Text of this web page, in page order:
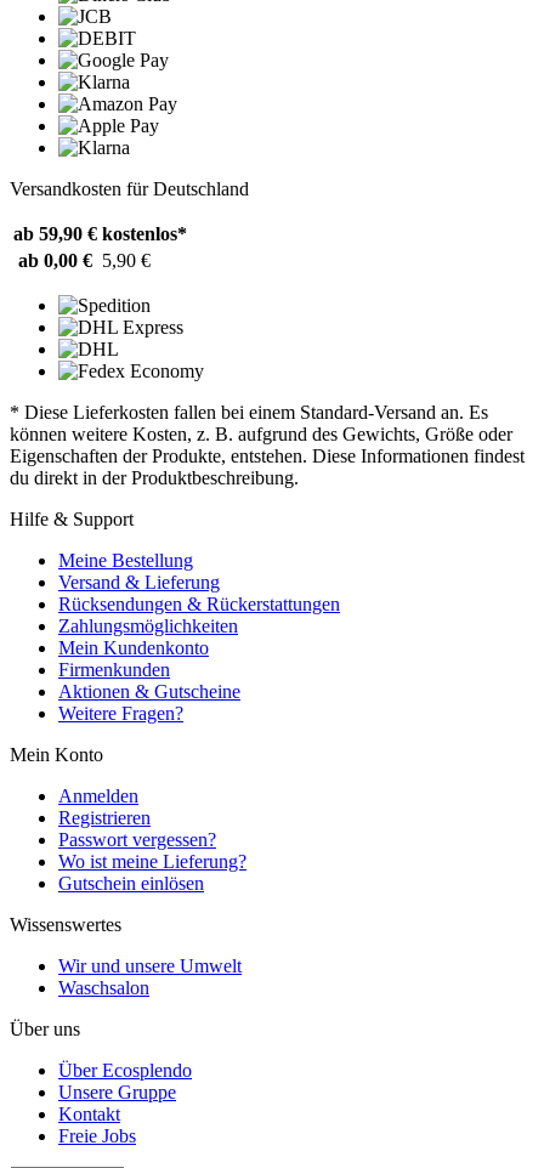
Versandkosten für Deutschland
ab 59,90 € kostenlos*
ab 0,00 € 5,90 €
* Diese Lieferkosten fallen bei einem Standard-Versand an. Es
können weitere Kosten, z. B. aufgrund des Gewichts, Größe oder
Eigenschaften der Produkte, entstehen. Diese Informationen findest
du direkt in der Produktbeschreibung.
Hilfe & Support
Meine Bestellung
Versand & Lieferung
Rücksendungen & Rückerstattungen
Zahlungsmöglichkeiten
Mein Kundenkonto
Firmenkunden
Aktionen & Gutscheine
Weitere Fragen?
Mein Konto
Anmelden
Registrieren
Passwort vergessen?
Wo ist meine Lieferung?
Gutschein einlösen
Wissenswertes
Wir und unsere Umwelt
Waschsalon
Über uns
Über Ecosplendo
Unsere Gruppe
Kontakt
Freie Jobs